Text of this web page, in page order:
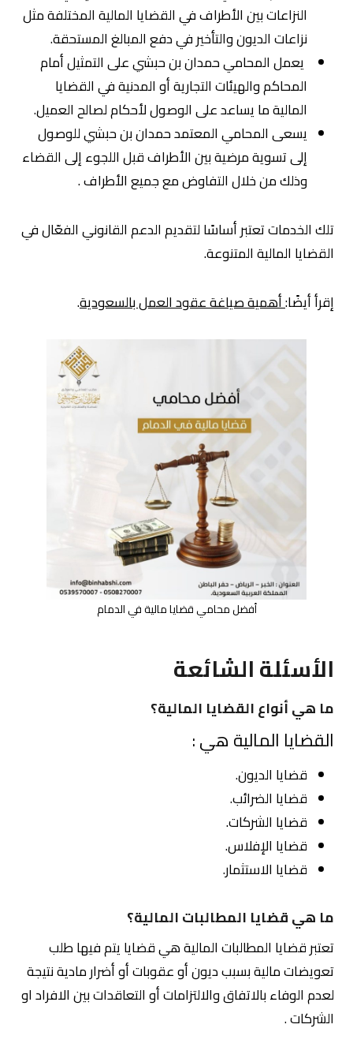
النزاعات بين الأطراف في القضايا المالية المختلفة مثل
نزاعات الديون والتأخير في دفع المبالغ المستحقة.
يعمل المحامي حمدان بن حبشي على التمثيل أمام
المحاكم والهيئات التجارية أو المدنية في القضايا
المالية ما يساعد على الوصول لأحكام لصالح العميل.
يسعى المحامي المعتمد حمدان بن حبشي للوصول
إلى تسوية مرضية بين الأطراف قبل اللجوء إلى القضاء
وذلك من خلال التفاوض مع جميع الأطراف .
تلك الخدمات تعتبر أساسًا لتقديم الدعم القانوني الفعّال في
القضايا المالية المتنوعة.
إقرأ أيضًا:أهمية صياغة عقود العمل بالسعودية.
أفضل محامي قضايا مالية في الدمام
الأسئلة الشائعة
ما هي أنواع القضايا المالية؟
القضايا المالية هي :
قضايا الديون.
قضايا الضرائب.
قضايا الشركات.
قضايا الإفلاس.
قضايا الاستثمار.
ما هي قضايا المطالبات المالية؟
تعتبر قضايا المطالبات المالية هي قضايا يتم فيها طلب
تعويضات مالية بسبب ديون أو عقوبات أو أضرار مادية نتيجة
لعدم الوفاء بالاتفاق والالتزامات أو التعاقدات بين الافراد او
الشركات .